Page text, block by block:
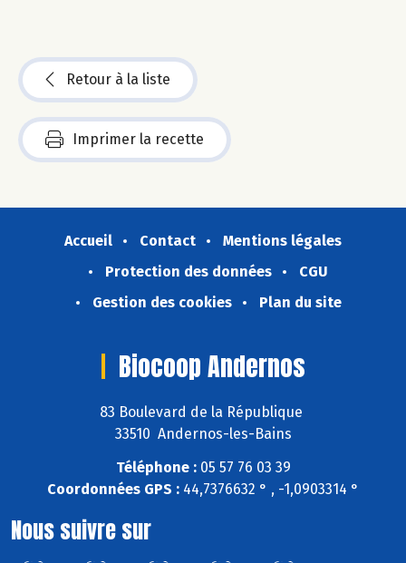
Retour à la liste
Imprimer la recette
Accueil Contact
Mentions légales
Protection des données
CGU
Gestion des cookies
Plan du site
Biocoop Andernos
83 Boulevard de la République
33510 Andernos-les-Bains
Téléphone :05 57 76 03 39
Coordonnées GPS : 44,7376632 ° , -1,0903314 °
Nous suivre sur